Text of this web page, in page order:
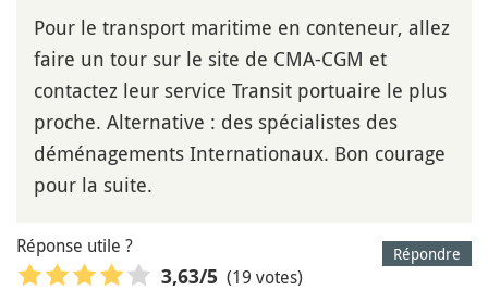
Pour le transport maritime en conteneur, allez
faire un tour sur le site de CMA-CGM et
contactez leur service Transit portuaire le plus
proche. Alternative : des spécialistes des
déménagements Internationaux. Bon courage
pour la suite.
Répondre
Réponse utile ?
3,63/5 (19 votes)